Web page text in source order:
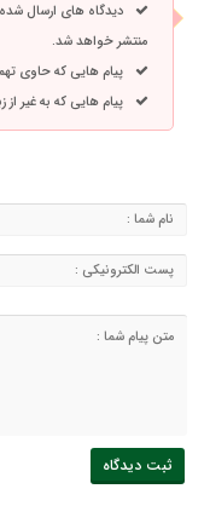
دیدگاه های ارسال
منتشر خواهد شد.
پیام هایی که حاوی
پیام هایی که به غیر